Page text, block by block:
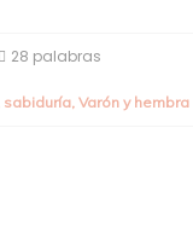
28 palabras
sabiduría,Varón y hembra